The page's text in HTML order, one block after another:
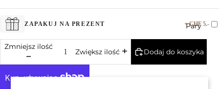
Pary
ZAPAKUJ NA PREZENT + CHF 5.-
Zmniejsz ilość
Zwiększ ilość Dodaj do koszyka